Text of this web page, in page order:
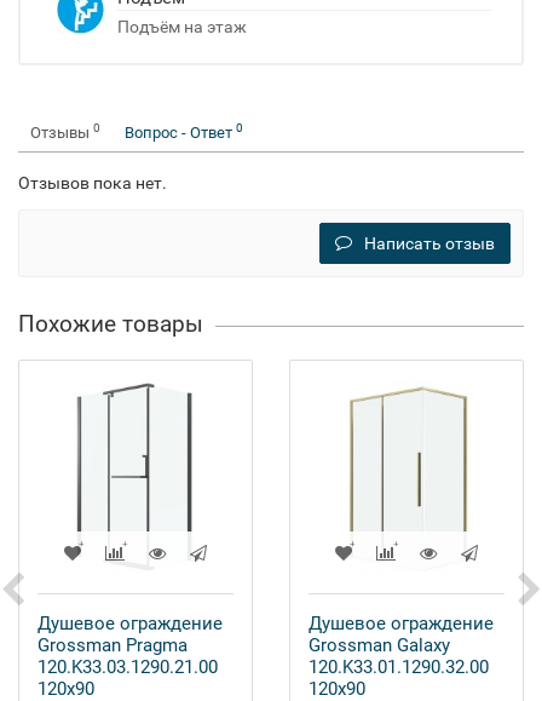
Подъём на этаж
Отзывы 0 Вопрос - Ответ 0
Отзывов пока нет.
Написать отзыв
Похожие товары
Душевое ограждение
Grossman Pragma
120.K33.03.1290.21.00
120x90
Душевое ограждение
Grossman Galaxy
120.K33.01.1290.32.00
120x90